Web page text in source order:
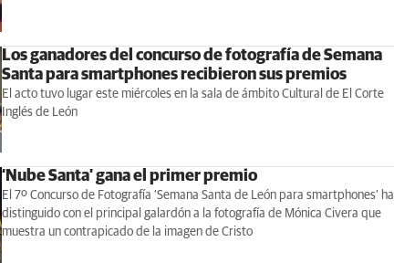
Los ganadores del concurso de fotografía de Semana
Santa para smartphones recibieron sus premios
El acto tuvo lugar este miércoles en la sala de ámbito Cultural de El Corte
Inglés de León
‘Nube Santa’ gana el primer premio
El 7º Concurso de Fotografía ‘Semana Santa de León para smartphones’ ha
distinguido con el principal galardón a la fotografía de Mónica Civera que
muestra un contrapicado de la imagen de Cristo